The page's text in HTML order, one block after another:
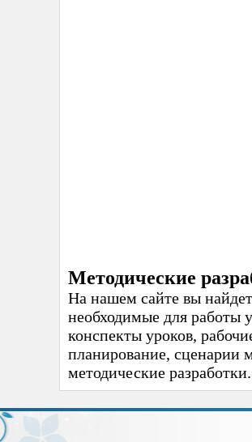
Методические
На нашем сайте вы
необходимые для работы
конспекты уроков,
планирование, сценарии
методические разработки.